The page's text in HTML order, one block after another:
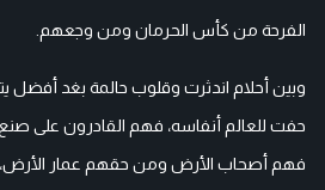
الفرحة من كأس الحرمان ومن وجعهم.
وبين أحلام اندثرت وقلوب حالمة بغد أفضل
حفت للعالم أنفاسه، فهم القادرون على
فهم أصحاب الأرض ومن حقهم عمار الأرض،